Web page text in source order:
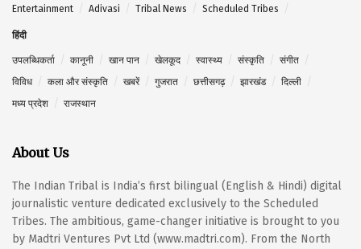
Entertainment
Adivasi Tribal News Scheduled Tribes
हिंदी
उपलब्धिकर्ता कानूनी खान पान खेलकूद स्वास्थ्य संस्कृति
संगीत
विविध
कला और संस्कृति खबरें गुजरात छत्तीसगढ़ झारखंड
दिल्ली
मध्य प्रदेश
राजस्थान
About Us
The Indian Tribal is India’s first bilingual (English & Hindi) digital
journalistic venture dedicated exclusively to the Scheduled
Tribes. The ambitious, game-changer initiative is brought to you
by Madtri Ventures Pvt Ltd (www.madtri.com). From the North